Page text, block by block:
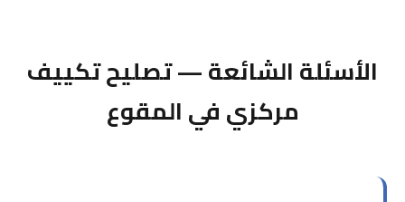
الأسئلة الشائعة — تصليح تكييف
مركزي في المقوع